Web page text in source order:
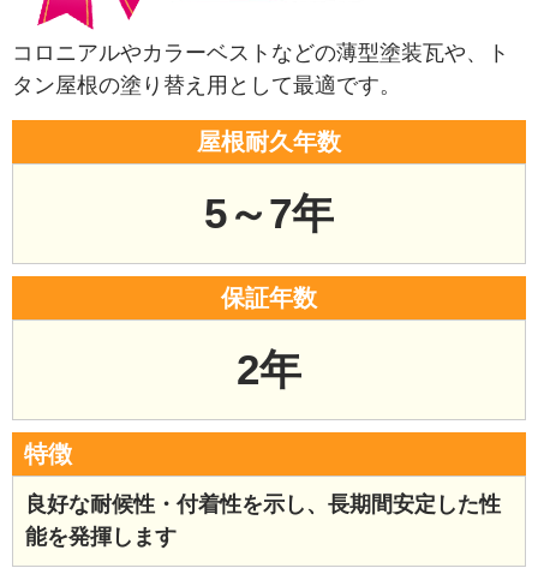
コロニアルやカラーベストなどの薄型塗装瓦や、ト
タン屋根の塗り替え用として最適です。
屋根耐久年数
5～7年
保証年数
2年
特徴
良好な耐候性・付着性を示し、長期間安定した性
能を発揮します